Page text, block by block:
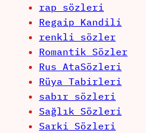
rap sözleri
Regaip Kandili
renkli sözler
Romantik Sözler
Rus AtaSözleri
Rüya Tabirleri
sabır sözleri
Sağlık Sözleri
Sarki Sözleri